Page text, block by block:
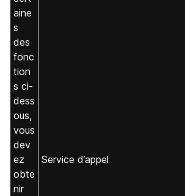
aine
s
des
fonc
tion
s ci-
dess
ous,
vous
dev
ez
obte
nir
Service d’appel